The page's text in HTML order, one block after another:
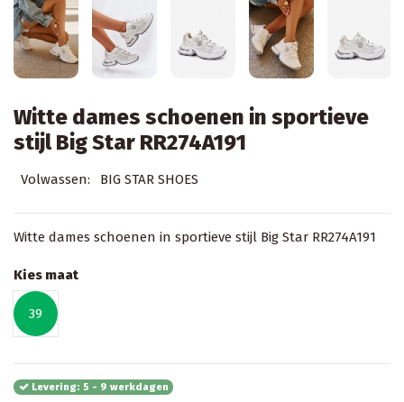
Witte dames schoenen in sportieve
stijl Big Star RR274A191
Volwassen: BIG STAR SHOES
Witte dames schoenen in sportieve stijl Big Star RR274A191
Kies maat
39
Levering: 5 - 9 werkdagen